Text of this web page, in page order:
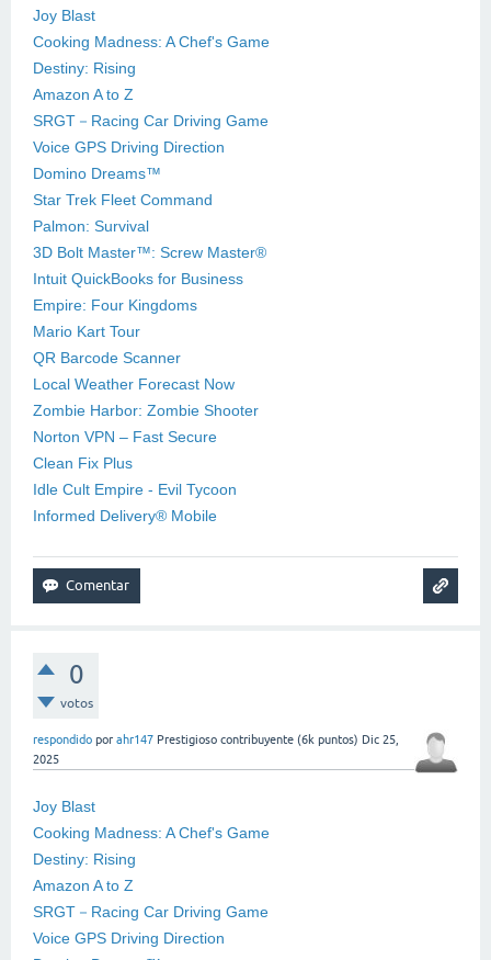
Joy Blast
Cooking Madness: A Chef's Game
Destiny: Rising
Amazon A to Z
SRGT－Racing Car Driving Game
Voice GPS Driving Direction
Domino Dreams™
Star Trek Fleet Command
Palmon: Survival
3D Bolt Master™: Screw Master®
Intuit QuickBooks for Business
Empire: Four Kingdoms
Mario Kart Tour
QR Barcode Scanner
Local Weather Forecast Now
Zombie Harbor: Zombie Shooter
Norton VPN – Fast Secure
Clean Fix Plus
Idle Cult Empire - Evil Tycoon
Informed Delivery® Mobile
0
votos
respondido por ahr147 Prestigioso contribuyente (6k puntos) Dic 25,
2025
Joy Blast
Cooking Madness: A Chef's Game
Destiny: Rising
Amazon A to Z
SRGT－Racing Car Driving Game
Voice GPS Driving Direction